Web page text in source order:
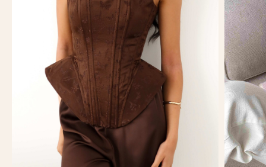
Доставка и оплата
Условия возврата
Оплата Долями
Политика обработки
персональных данных
Согласие на обработку
персональных данных
Публичная оферта
Подарочный сертификат